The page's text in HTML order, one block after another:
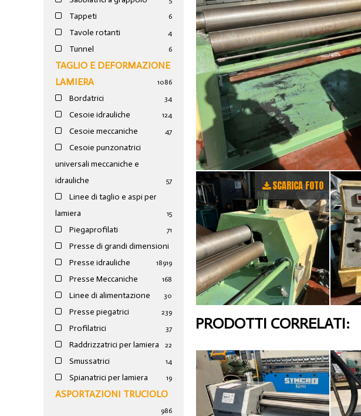
Tappeti 6
Tavole rotanti 4
Tunnel 6
TAGLIO E DEFORMAZIONE
LAMIERA
1086
Bordatrici 34
Cesoie idrauliche 124
Cesoie meccaniche 47
Cesoie punzonatrici
universali meccaniche e
idrauliche
57
Linee di taglio e aspi per
lamiera
15
Piegaprofilati 71
Presse di grandi dimensioni
19
Presse idrauliche 189
Presse Meccaniche 168
Linee di alimentazione 30
Presse piegatrici 239
Profilatrici 37
Raddrizzatrici per lamiera 22
Smussatrici 14
Spianatrici per lamiera 19
ASPORTAZIONI TRUCIOLO
986
SCARICA FOTO
PRODOTTI CORRELATI: